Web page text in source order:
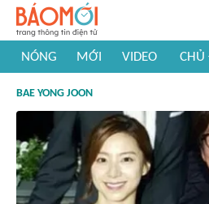
NÓNG MỚI VIDEO CHỦ
#Khám phá thế giới
BAE YONG JOON